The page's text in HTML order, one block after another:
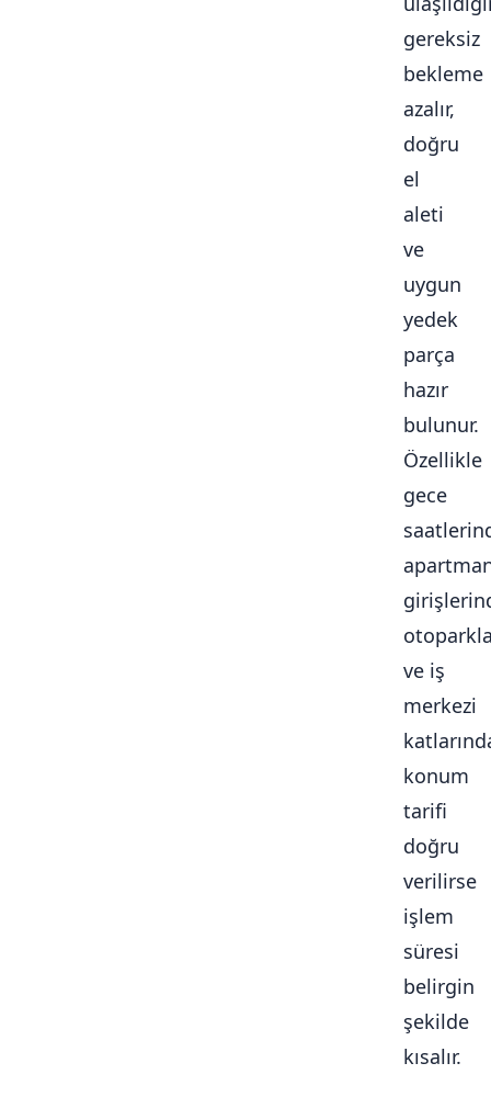
gereksiz
bekleme
azalır,
doğru
el
aleti
ve
uygun
yedek
parça
hazır
bulunur.
Özellikle
gece
ve iş
merkezi
konum
tarifi
doğru
verilirse
işlem
süresi
belirgin
şekilde
kısalır.